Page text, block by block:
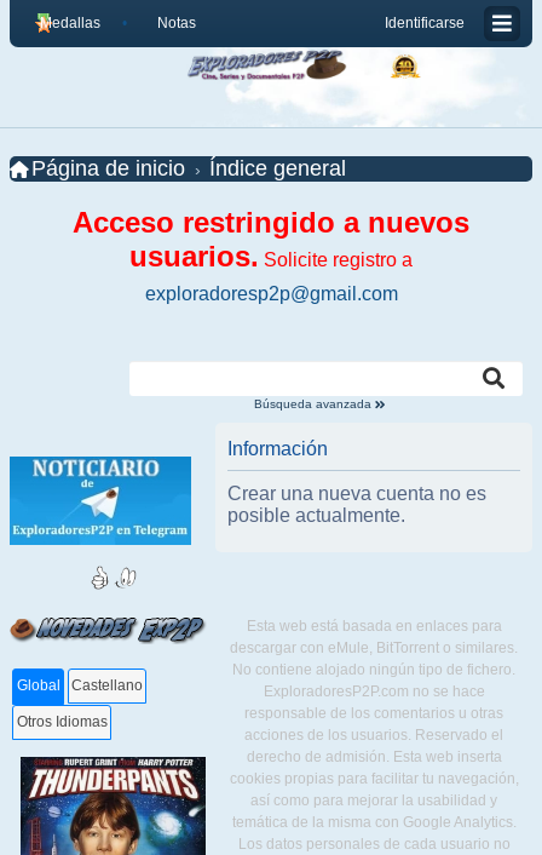
Identificarse
Medallas Notas
Página de inicio Índice general
Acceso restringido a nuevos
usuarios. Solicite registro a
exploradoresp2p@gmail.com
Búsqueda avanzada
Global Castellano
Otros Idiomas
Información
Crear una nueva cuenta no es
posible actualmente.
Esta web está basada en enlaces para
descargar con eMule, BitTorrent o similares.
No contiene alojado ningún tipo de fichero.
ExploradoresP2P.com no se hace
responsable de los comentarios u otras
acciones de los usuarios. Reservado el
derecho de admisión. Esta web inserta
cookies propias para facilitar tu navegación,
así como para mejorar la usabilidad y
temática de la misma con Google Analytics.
Los datos personales de cada usuario no